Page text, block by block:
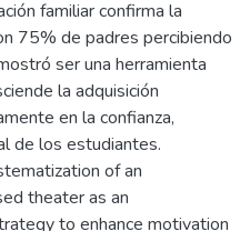
familiar confirma la
75% de padres percibiendo
ser una herramienta
la adquisición
en la confianza,
de los estudiantes.
of an
theater as an
to enhance motivation